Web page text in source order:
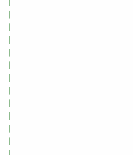
Белов, Руслан
Белохвостов, Денис
Бенедиктов, Кирилл
Бенилов, Евгений
Беньковский, Виктор
Берг, Кэрол
Берджесс, Энтони
Берестов, Валентин
Берроуз, Эдгар
Бессонов, Алексей
Бетанкур, Джон